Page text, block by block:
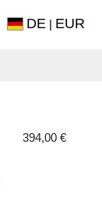
DE | EUR
394,00 €